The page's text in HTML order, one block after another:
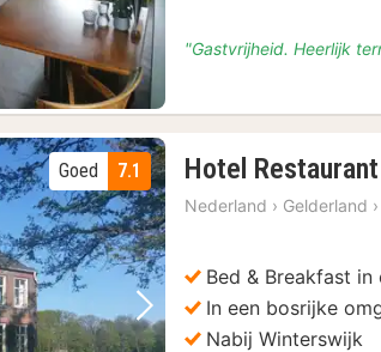
"Gastvrijheid. Heerlijk
Volgende foto
7.1
Goed Hotel
Nederland › Gelderland ›
Bed & Breakfast
In een bosrijke
Nabij Winterswijk